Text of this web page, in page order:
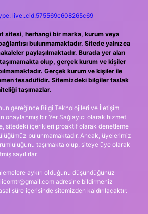
live:.cid.575569c608265c69
sitesi, herhangi bir marka, kurum veya
bulunmamaktadır. Sitede yalnızca
paylaşılmaktadır. Burada yer alan
olup, gerçek kurum ve kişiler
Gerçek kurum ve kişiler ile
tesadüfidir. Sitemizdeki bilgiler taslak
taşımazlar.
gereğince Bilgi Teknolojileri ve İletişim
onaylanmış bir Yer Sağlayıcı olarak hizmet
sitedeki içerikleri proaktif olarak denetleme
bulunmamaktadır. Ancak, üyelerimiz
taşımakta olup, siteye üye olarak
sayılırlar.
aykırı olduğunu düşündüğünüz
adresine bildirmeniz
süre içerisinde sitemizden kaldırılacaktır.